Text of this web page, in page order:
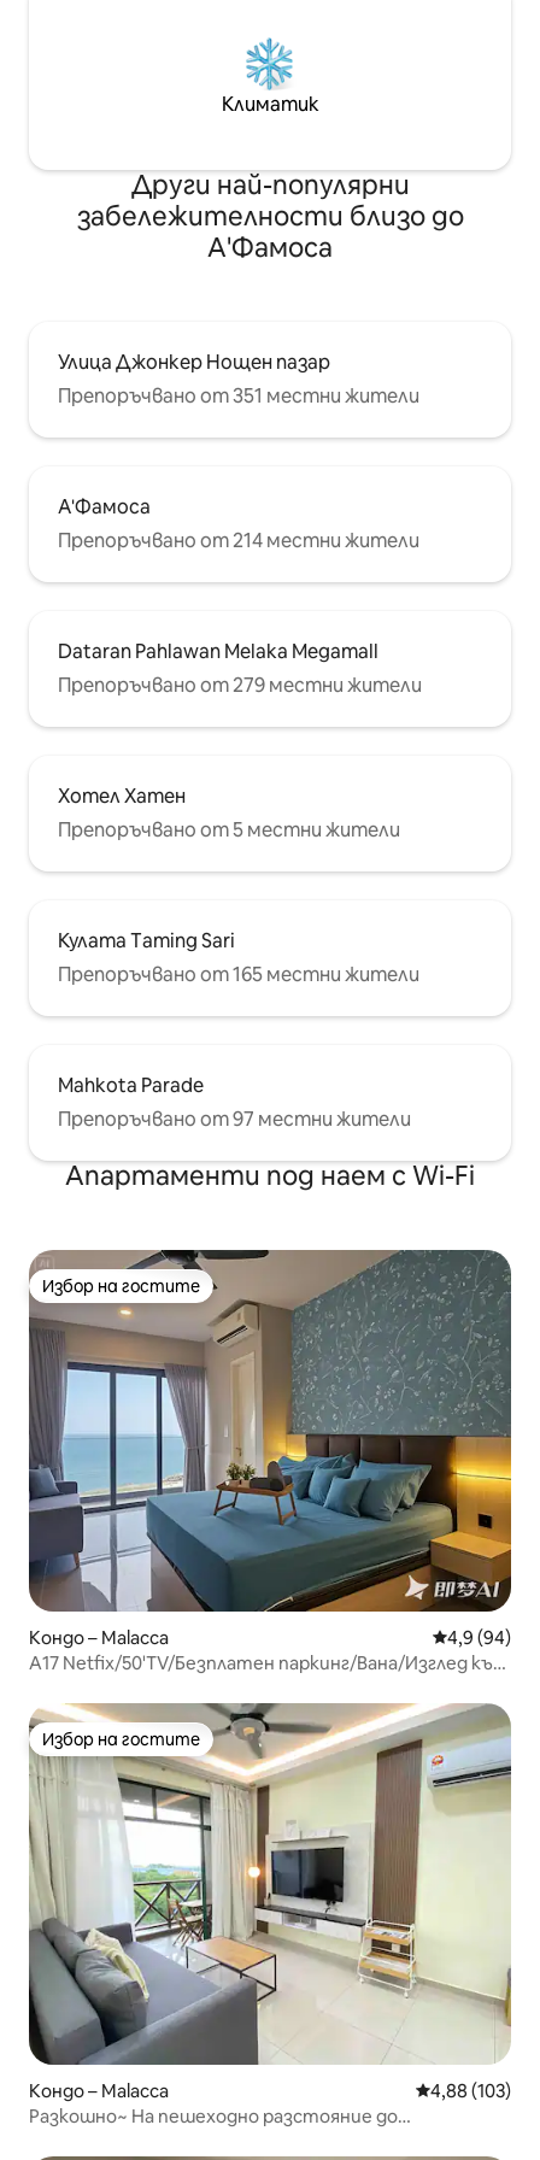
Климатик
Други най-популярни
забележителности близо до
А'Фамоса
Улица Джонкер Нощен пазар
Препоръчвано от 351 местни жители
А'Фамоса
Препоръчвано от 214 местни жители
Dataran Pahlawan Melaka Megamall
Препоръчвано от 279 местни жители
Хотел Хатен
Препоръчвано от 5 местни жители
Кулата Тaming Sari
Препоръчвано от 165 местни жители
Mahkota Parade
Препоръчвано от 97 местни жители
Апартаменти под наем с Wi-Fi
Избор на гостите
Избор на гостите
Кондо – Malacca Средна
4,9 (94)
A17 Netfix/50'TV/Безплатен паркинг/Вана/Изглед към
Избор на гостите
Избор на гостите
Кондо – Malacca Средна
4,88 (103)
Разкошно~ На пешеходно разстояние до